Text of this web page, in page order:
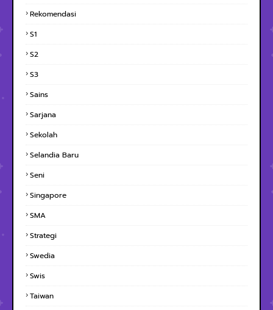
Rekomendasi
S1
S2
S3
Sains
Sarjana
Sekolah
Selandia Baru
Seni
Singapore
SMA
Strategi
Swedia
Swis
Taiwan